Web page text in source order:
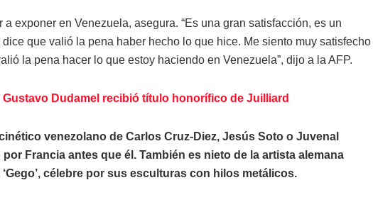
a exponer en Venezuela, asegura. “Es una gran satisfacción, es un
que valió la pena haber hecho lo que hice. Me siento muy satisfecho
la pena hacer lo que estoy haciendo en Venezuela”, dijo a la AFP.
Gustavo Dudamel recibió título honorífico de Juilliard
venezolano de Carlos Cruz-Diez, Jesús Soto o Juvenal
Francia antes que él. También es nieto de la artista alemana
célebre por sus esculturas con hilos metálicos.